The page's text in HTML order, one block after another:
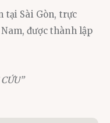
tại Sài Gòn, trực
được thành lập